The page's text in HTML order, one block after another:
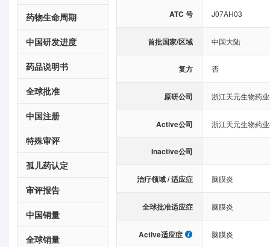
药物生命周期
中国研发进度
药品说明书
全球批准
中国注册
特殊审评
孤儿药认定
审评报告
中国销量
全球销量
ATC 号 J07AH03
首批国家/区域 中国大陆
复方 否
原研公司 浙江天元生物药
Active公司 浙江天元生物药
Inactive公司
治疗领域 / 适应症 脑膜炎
全球批准适应症 脑膜炎
Active适应症 脑膜炎